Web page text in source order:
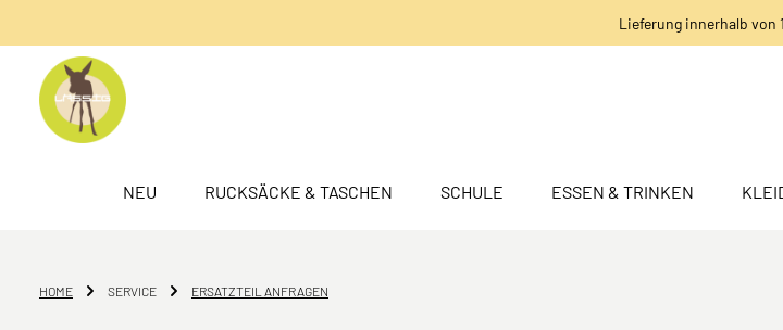
Lieferung innerhalb von
NEU RUCKSÄCKE & TASCHEN SCHULE ESSEN & TRINKEN
HOME SERVICE ERSATZTEIL ANFRAGEN